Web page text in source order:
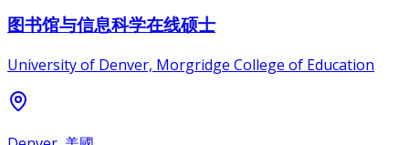
图书馆与信息科学在线硕士
University of Denver, Morgridge College of Education